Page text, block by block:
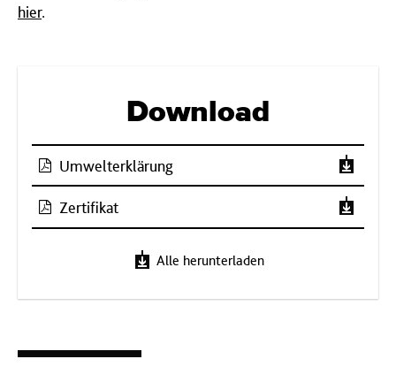
hier.
Download
Umwelterklärung
Zertifikat
Alle herunterladen